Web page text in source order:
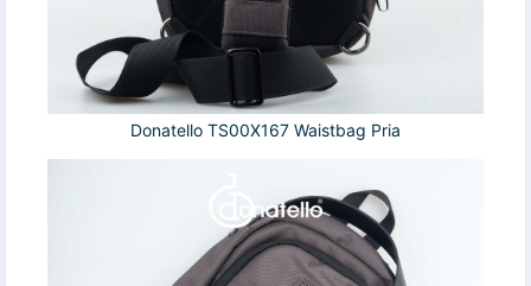
Donatello TS00X167 Waistbag Pria